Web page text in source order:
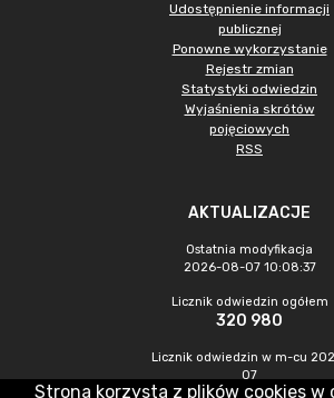
Udostępnienie informacji
publicznej
Ponowne wykorzystanie
Rejestr zmian
Statystyki odwiedzin
Wyjaśnienia skrótów
pojęciowych
RSS
AKTUALIZACJE
Ostatnia modyfikacja
2026-08-07 10:08:37
Licznik odwiedzin ogółem
320 980
Licznik odwiedzin w m-cu
07
1 039
Strona korzysta z plików cookies w